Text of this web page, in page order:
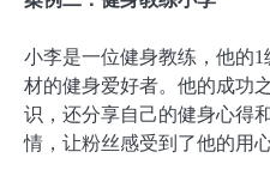
小李是一位健身教练，他的
材的健身爱好者。他的成功
识，还分享自己的健身心得
情，让粉丝感受到了他的用心